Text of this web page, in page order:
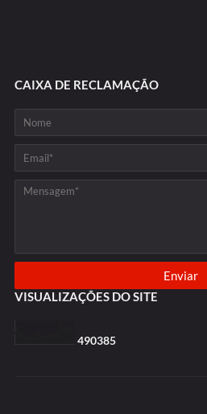
CAIXA DE RECLAMAÇÃO
VISUALIZAÇÕES DO SITE
490385